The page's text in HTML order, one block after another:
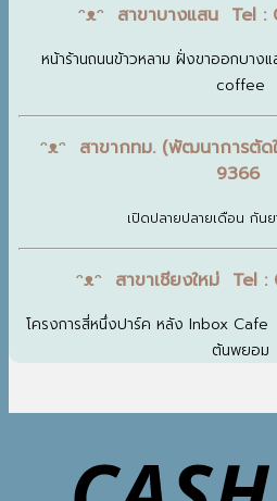
ᵔᴥᵔ สาขาบางแสน Tel
หน้าร้านถนนข้าวหลาม ฝั่งขาออกบาง
coffee
ᵔᴥᵔ สาขากทม. (พัฒนาการตั
9366
เปิดปลายปลายเดือน กัน
ᵔᴥᵔ สาขาเชียงใหม่ Tel
โครงการสี่หนึ่งปาร์ค หลัง Inbox
ต้นพยอม